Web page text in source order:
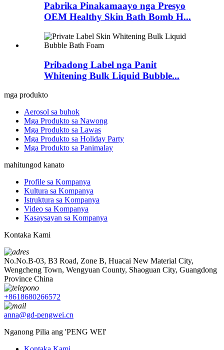
Pabrika Pinakamaayo nga Presyo
OEM Healthy Skin Bath Bomb H...
Pribadong Label nga Panit
Whitening Bulk Liquid Bubble...
mga produkto
Aerosol sa buhok
Mga Produkto sa Nawong
Mga Produkto sa Lawas
Mga Produkto sa Holiday Party
Mga Produkto sa Panimalay
mahitungod kanato
Profile sa Kompanya
Kultura sa Kompanya
Istruktura sa Kompanya
Video sa Kompanya
Kasaysayan sa Kompanya
Kontaka Kami
No.No.B-03, B3 Road, Zone B, Huacai New Material City,
Wengcheng Town, Wengyuan County, Shaoguan City, Guangdong
Province China
+8618680266572
anna@gd-pengwei.cn
Nganong Pilia ang 'PENG WEI'